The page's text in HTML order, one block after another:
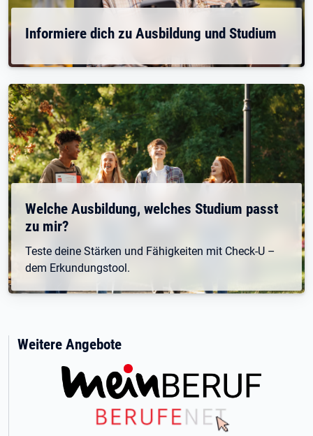
Informiere dich zu Ausbildung und Studium
Welche Ausbildung, welches Studium passt
zu mir?
Teste deine Stärken und Fähigkeiten mit Check-U –
dem Erkundungstool.
Weitere Angebote